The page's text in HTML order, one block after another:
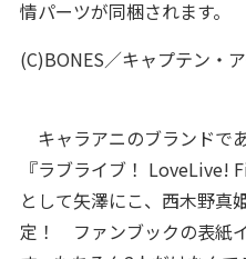
情パーツが同梱されます。
(C)BONES／キャプテン・
キャラアニのブランドで
『ラブライブ！ LoveLive!
として矢澤にこ、西木野真
定！ ファンブックの表紙